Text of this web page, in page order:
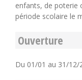
enfants, de poterie
période scolaire le
Ouverture
Du 01/01 au 31/